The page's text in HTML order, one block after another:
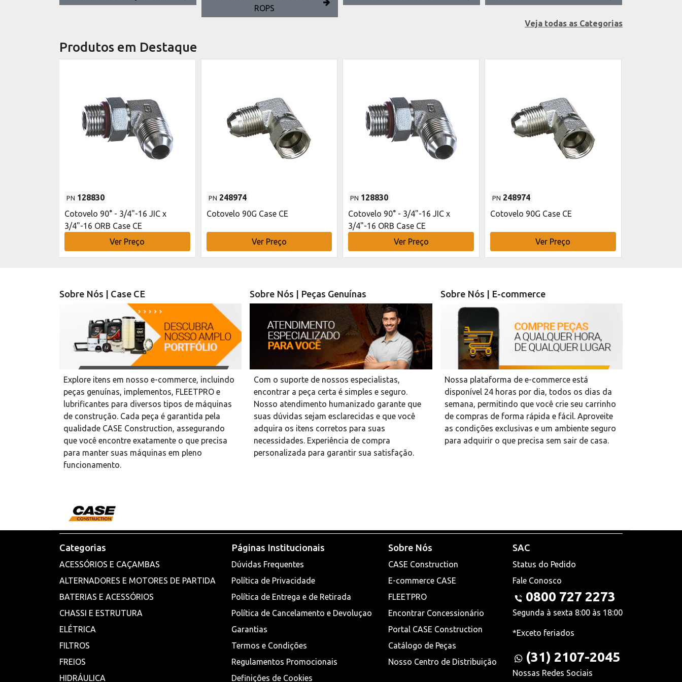
ROPS
Veja todas as Categorias
Produtos em Destaque
PN 128830
Cotovelo 90° - 3/4"-16 JIC x
3/4"-16 ORB Case CE
Ver Preço
PN 248974
Cotovelo 90G Case CE
Ver Preço
PN 128830
Cotovelo 90° - 3/4"-16 JIC x
3/4"-16 ORB Case CE
Ver Preço
PN 248974
Cotovelo 90G Case CE
Ver Preço
Sobre Nós | Case CE
Explore itens em nosso e-commerce, incluindo
peças genuínas, implementos, FLEETPRO e
lubrificantes para diversos tipos de máquinas
de construção. Cada peça é garantida pela
qualidade CASE Construction, assegurando
que você encontre exatamente o que precisa
para manter suas máquinas em pleno
funcionamento.
Sobre Nós | Peças Genuínas
Com o suporte de nossos especialistas,
encontrar a peça certa é simples e seguro.
Nosso atendimento humanizado garante que
suas dúvidas sejam esclarecidas e que você
adquira os itens corretos para suas
necessidades. Experiência de compra
personalizada para garantir sua satisfação.
Sobre Nós | E-commerce
Nossa plataforma de e-commerce está
disponível 24 horas por dia, todos os dias da
semana, permitindo que você crie seu carrinho
de compras de forma rápida e fácil. Aproveite
as condições exclusivas e um ambiente seguro
para adquirir o que precisa sem sair de casa.
Categorias
ACESSÓRIOS E CAÇAMBAS
ALTERNADORES E MOTORES DE PARTIDA
BATERIAS E ACESSÓRIOS
CHASSI E ESTRUTURA
ELÉTRICA
FILTROS
FREIOS
HIDRÁULICA
Páginas Institucionais
Dúvidas Frequentes
Política de Privacidade
Política de Entrega e de Retirada
Política de Cancelamento e Devoluçao
Garantias
Termos e Condições
Regulamentos Promocionais
Definições de Cookies
Sobre Nós
CASE Construction
E-commerce CASE
FLEETPRO
Encontrar Concessionário
Portal CASE Construction
Catálogo de Peças
Nosso Centro de Distribuição
SAC
Status do Pedido
Fale Conosco
0800 727 2273
Segunda à sexta 8:00 às 18:00
*Exceto feriados
(31) 2107-2045
Nossas Redes Sociais